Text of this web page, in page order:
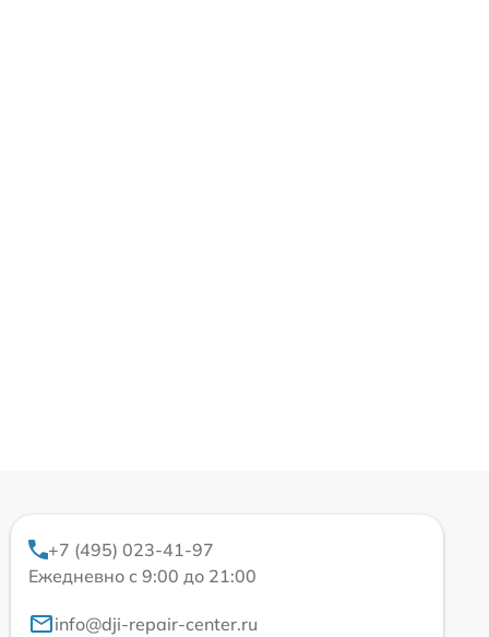
+7 (495) 023-41-97
Ежедневно с 9:00 до 21:00
info@dji-repair-center.ru